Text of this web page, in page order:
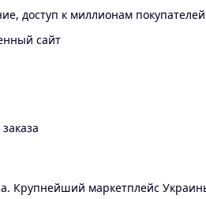
доступ к миллионам
сайт
Крупнейший маркетплейс